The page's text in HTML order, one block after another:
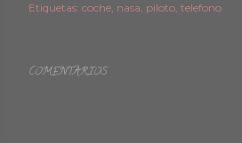
Etiquetas: coche nasa piloto telefono
COMENTARIOS